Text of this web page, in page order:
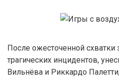
После ожесточенной схватки
трагических инцидентов,
Вильнёва и Риккардо